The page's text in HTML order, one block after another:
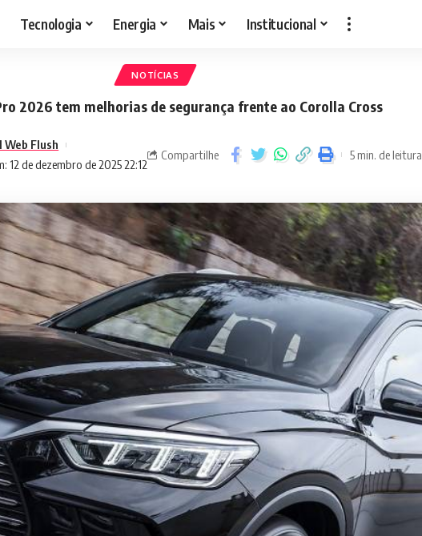
Tecnologia Energia Mais Institucional
NOTÍCIAS
2026 tem melhorias de segurança frente ao Corolla Cross
12 de dezembro de 2025 22:12
Flush
Compartilhe 5 min. de leitura